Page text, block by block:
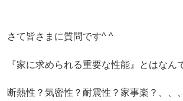
さて皆さまに質問です^ ^
『家に求められる重要な性能』とはなん
断熱性？気密性？耐震性？家事楽？、、、